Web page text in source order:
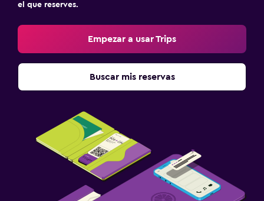
el que reserves.
Empezar a usar Trips
Buscar mis reservas